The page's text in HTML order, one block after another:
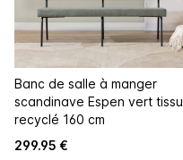
Banc de salle à manger
scandinave Espen vert tissu
recyclé 160 cm
299.95 €